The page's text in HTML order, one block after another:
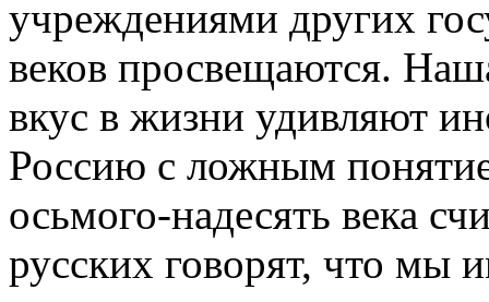
учреждениями других
веков просвещаются.
вкус в жизни удивляют
Россию с ложным
осьмого-надесять века
русских говорят, что мы